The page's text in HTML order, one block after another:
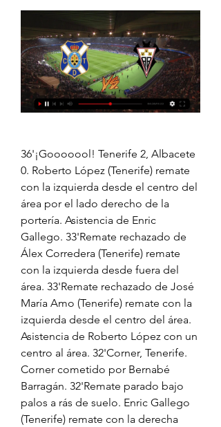
36'¡Gooooool! Tenerife 2, Albacete
0. Roberto López (Tenerife) remate
con la izquierda desde el centro del
área por el lado derecho de la
portería. Asistencia de Enric
Gallego. 33'Remate rechazado de
Álex Corredera (Tenerife) remate
con la izquierda desde fuera del
área. 33'Remate rechazado de José
María Amo (Tenerife) remate con la
izquierda desde el centro del área.
Asistencia de Roberto López con un
centro al área. 32'Corner, Tenerife.
Corner cometido por Bernabé
Barragán. 32'Remate parado bajo
palos a rás de suelo. Enric Gallego
(Tenerife) remate con la derecha